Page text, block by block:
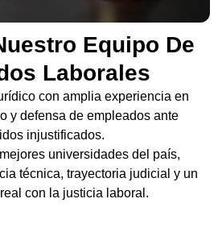
Equipo De
Laborales
con amplia experiencia en
y defensa de empleados ante
injustificados.
universidades del país,
técnica, trayectoria judicial y un
con la justicia laboral.